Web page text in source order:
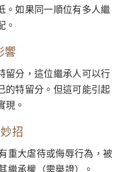
。如果同一順位有多人繼
。
響
留分，這位繼承人可以行
的特留分。但這可能引起
現。
招
重大虐待或侮辱行為，被
繼承權（需舉證）。